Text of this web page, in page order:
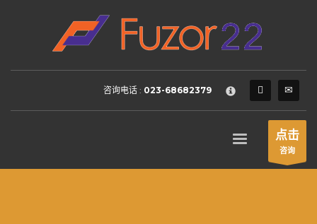
HOW TO SHOP
Login or create new account.
2 Review your order.
FREEshipment
If you still have problems, please let us know, by sending an
SHOWROOM HOURS
咨询电话 : 023-68682379
点击
咨询